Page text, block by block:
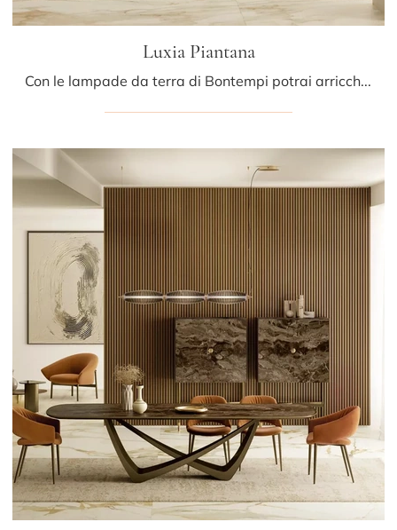
Luxia Piantana
Con le lampade da terra di Bontempi potrai arricchire i tuoi locali: clicca e scopri Luxia Piantana!